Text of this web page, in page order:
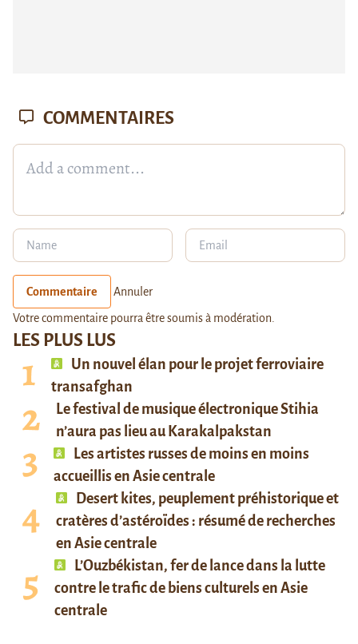
LES PLUS LUS
Un nouvel élan pour le projet ferroviaire
transafghan
Le festival de musique électronique Stihia
n’aura pas lieu au Karakalpakstan
Les artistes russes de moins en moins
accueillis en Asie centrale
Desert kites, peuplement préhistorique et
cratères d’astéroïdes : résumé de recherches
en Asie centrale
L’Ouzbékistan, fer de lance dans la lutte
contre le trafic de biens culturels en Asie
centrale
COMMENTAIRES
Commentaire Annuler
Votre commentaire pourra être soumis à modération.